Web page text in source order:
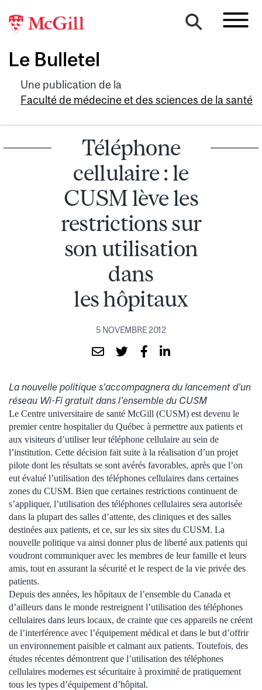
Le Bulletel
Une publication de la
Faculté de médecine et des sciences de la santé
Téléphone
cellulaire : le
CUSM lève les
restrictions sur
son utilisation
dans
les hôpitaux
5 NOVEMBRE 2012
La nouvelle politique s’accompagnera du lancement d’un
réseau Wi-Fi gratuit dans l’ensemble du CUSM
Le Centre universitaire de santé McGill (CUSM) est devenu le
premier centre hospitalier du Québec à permettre aux patients et
aux visiteurs d’utiliser leur téléphone cellulaire au sein de
l’institution. Cette décision fait suite à la réalisation d’un projet
pilote dont les résultats se sont avérés favorables, après que l’on
eut évalué l’utilisation des téléphones cellulaires dans certaines
zones du CUSM. Bien que certaines restrictions continuent de
s’appliquer, l’utilisation des téléphones cellulaires sera autorisée
dans la plupart des salles d’attente, des cliniques et des salles
destinées aux patients, et ce, sur les six sites du CUSM. La
nouvelle politique va ainsi donner plus de liberté aux patients qui
voudront communiquer avec les membres de leur famille et leurs
amis, tout en assurant la sécurité et le respect de la vie privée des
patients.
Depuis des années, les hôpitaux de l’ensemble du Canada et
d’ailleurs dans le monde restreignent l’utilisation des téléphones
cellulaires dans leurs locaux, de crainte que ces appareils ne créent
de l’interférence avec l’équipement médical et dans le but d’offrir
un environnement paisible et calmant aux patients. Toutefois, des
études récentes démontrent que l’utilisation des téléphones
cellulaires modernes est sécuritaire à proximité de pratiquement
tous les types d’équipement d’hôpital.